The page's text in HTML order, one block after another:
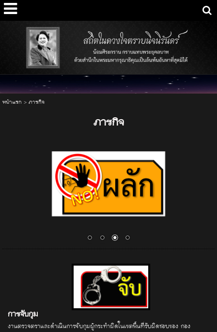
หน้าแรก > ภารกิจ
ภารกิจ
การจับกุม
งานตรวจตราและดำเนินการจับกุมผู้กระทำผิดในเขตพื้นที่รับผิดชอบของ กอง